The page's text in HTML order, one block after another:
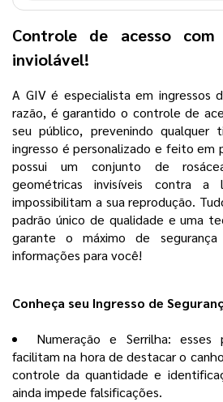
Controle de acesso
inviolável!
A GIVé especialista em ingressos
razão, é garantido o controle de
seu público, prevenindo qualquer
ingresso é personalizado e feito em
possui um conjunto de
geométricas invisíveis contra a
impossibilitam a sua reprodução.
padrão único de qualidade e uma
garante o máximo de
informações para você!
Conheça seu Ingresso de
Numeração e Serrilha: esses
facilitam na hora de destacar o
controle da quantidade e
ainda impede falsificações.